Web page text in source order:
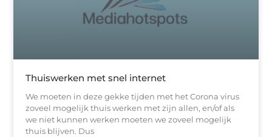
Thuiswerken met snel internet
We moeten in deze gekke tijden met het Corona virus
zoveel mogelijk thuis werken met zijn allen, en/of als
we niet kunnen werken moeten we zoveel mogelijk
thuis blijven. Dus